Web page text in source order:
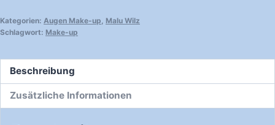
EYESHADOW
FB.17
Menge
Kategorien: Augen Make-up Malu Wilz
Schlagwort: Make-up
Beschreibung
Zusätzliche Informationen